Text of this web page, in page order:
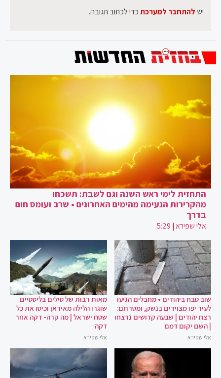
יש להתחבר למערכתכדי לכתוב תגובה.
התחזית לימי ראש השנה וגם לשבת: תשכחו
מהקרירות הנעימה מהימים האחרונים • שרב ועומס חום
בדרך
אלי שפירא|
5:29
שוב טבח ביהודים • מחבלים הגיעו
לעיר יפו מצוידים בנשק, ומטרתם:
רצח יהודים | שבעה קדושים נרצחו
| השם יקום דמם
אלי שפירא
מאות רבות של טילים בליסטיים
שוגרו הלילה מאיראן וכיסו את כל
שטח ישראל | מה קרה- דקה אחר
דקה
אלי שפירא